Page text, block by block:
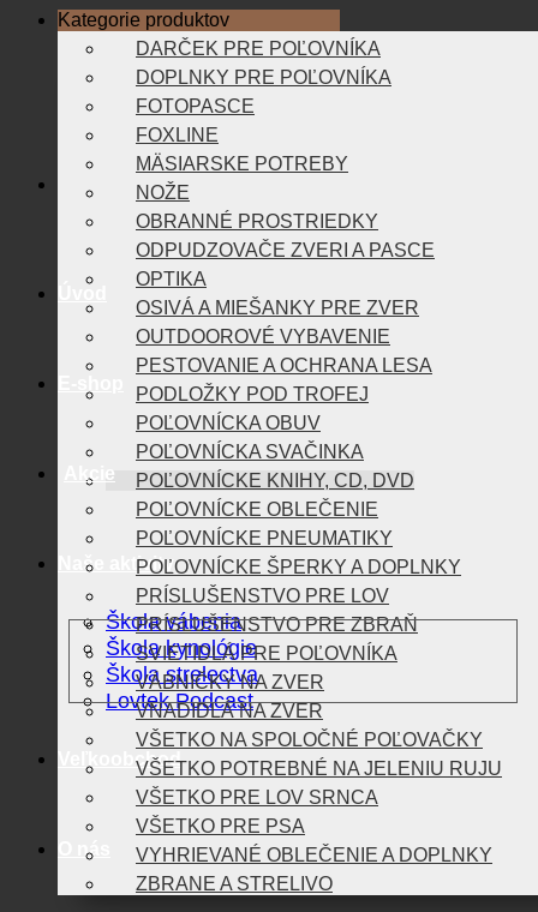
Akcie
Naše aktivity
Škola vábenia
Škola kynológie
Škola strelectva
Lovtek Podcast
Veľkoobchod
O nás
Kategorie produktov
DARČEK PRE POĽOVNÍKA
DOPLNKY PRE POĽOVNÍKA
FOTOPASCE
FOXLINE
MÄSIARSKE POTREBY
NOŽE
OBRANNÉ PROSTRIEDKY
ODPUDZOVAČE ZVERI A PASCE
OPTIKA
OSIVÁ A MIEŠANKY PRE ZVER
OUTDOOROVÉ VYBAVENIE
PESTOVANIE A OCHRANA LESA
PODLOŽKY POD TROFEJ
POĽOVNÍCKA OBUV
POĽOVNÍCKA SVAČINKA
POĽOVNÍCKE KNIHY, CD, DVD
POĽOVNÍCKE OBLEČENIE
POĽOVNÍCKE PNEUMATIKY
POĽOVNÍCKE ŠPERKY A DOPLNKY
PRÍSLUŠENSTVO PRE LOV
PRÍSLUŠENSTVO PRE ZBRAŇ
SVIETIDLÁ PRE POĽOVNÍKA
VÁBNIČKY NA ZVER
VNADIDLÁ NA ZVER
VŠETKO NA SPOLOČNÉ POĽOVAČKY
VŠETKO POTREBNÉ NA JELENIU RUJU
VŠETKO PRE LOV SRNCA
VŠETKO PRE PSA
VYHRIEVANÉ OBLEČENIE A DOPLNKY
ZBRANE A STRELIVO